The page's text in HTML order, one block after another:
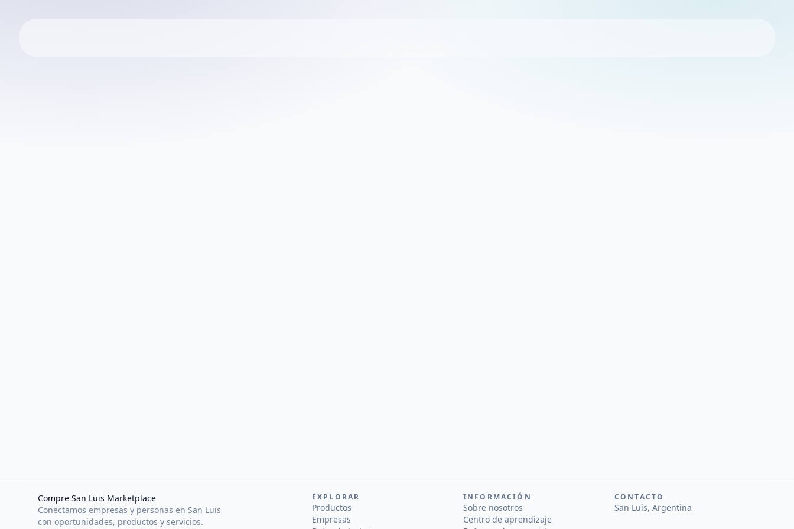
Compre San Luis Marketplace
Conectamos empresas y personas en San Luis
con oportunidades, productos y servicios.
EXPLORAR
Productos
Empresas
INFORMACIÓN
Sobre nosotros
Centro de aprendizaje
CONTACTO
San Luis, Argentina